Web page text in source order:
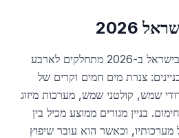
2026
המקורות העיקריים לנחושת בישראל ב-2026 מתחלקים לארבע
צנרת מים חמים וקרים של
שמש, קולטני שמש, מערכות מיזוג
בניין מגורים ממוצע מכיל בין
בכל מערכותיו, וכאשר הוא עובר שיפוץ